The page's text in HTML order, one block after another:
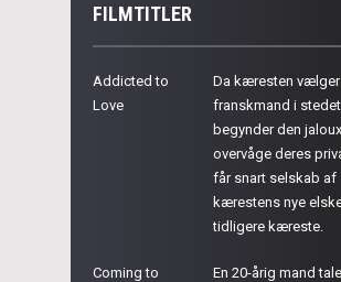
FILMTITLER
Addicted to
Love
Da kæresten vælger
franskmand i stedet,
begynder den
overvåge deres
får snart selskab af
kærestens nye
tidligere kæreste.
Coming to
En 20-årig mand